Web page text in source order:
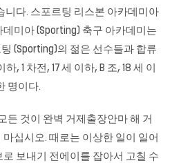
니다. 스포르팅 리스본 아카데미아
미아 (Sporting) 축구 아카데미는
(Sporting)의 젊은 선수들과 합류
, 1 차전, 17 세 이하, B 조, 18 세 이
명이다.
든 것이 완벽 거제출장안마 해 거
십시오. 때로는 이상한 일이 일어
보내기 전에이를 잡아서 고칠 수